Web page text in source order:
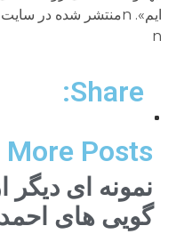
Share:
More Posts
نمونه ای دیگر
گویی های